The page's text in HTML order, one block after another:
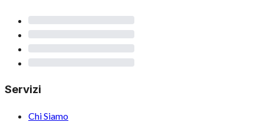
Servizi
Chi Siamo